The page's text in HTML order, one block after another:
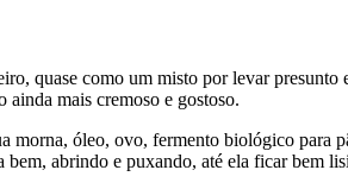
quase como um misto por levar presunto
ainda mais cremoso e gostoso.
morna, óleo, ovo, fermento biológico para
abrindo e puxando, até ela ficar bem